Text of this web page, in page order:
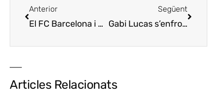
Anterior
El FC Barcelona i Raventós Codorníu signen un acord pel nou Espai Barça
Següent
Gabi Lucas s’enfronta al seu repte més gran a Belgrad, representant els sommeliers espanyols
Articles Relacionats